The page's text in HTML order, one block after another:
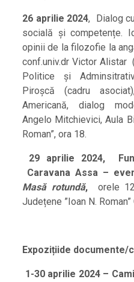
26 aprilie 2024, Dialog
socială și competențe.
opinii de la filozofie la
conf.univ.dr Victor Alistar
Politice și
Piroșcă (cadru
Americană, dialog
Angelo Mitchievici, Aula
Roman”, ora 18.
29 aprilie 2024,
Caravana Assa –
Masă rotundă, orele
Județene ”Ioan N. Roman”
Expozițiide documente/
1-30 aprilie 2024 –